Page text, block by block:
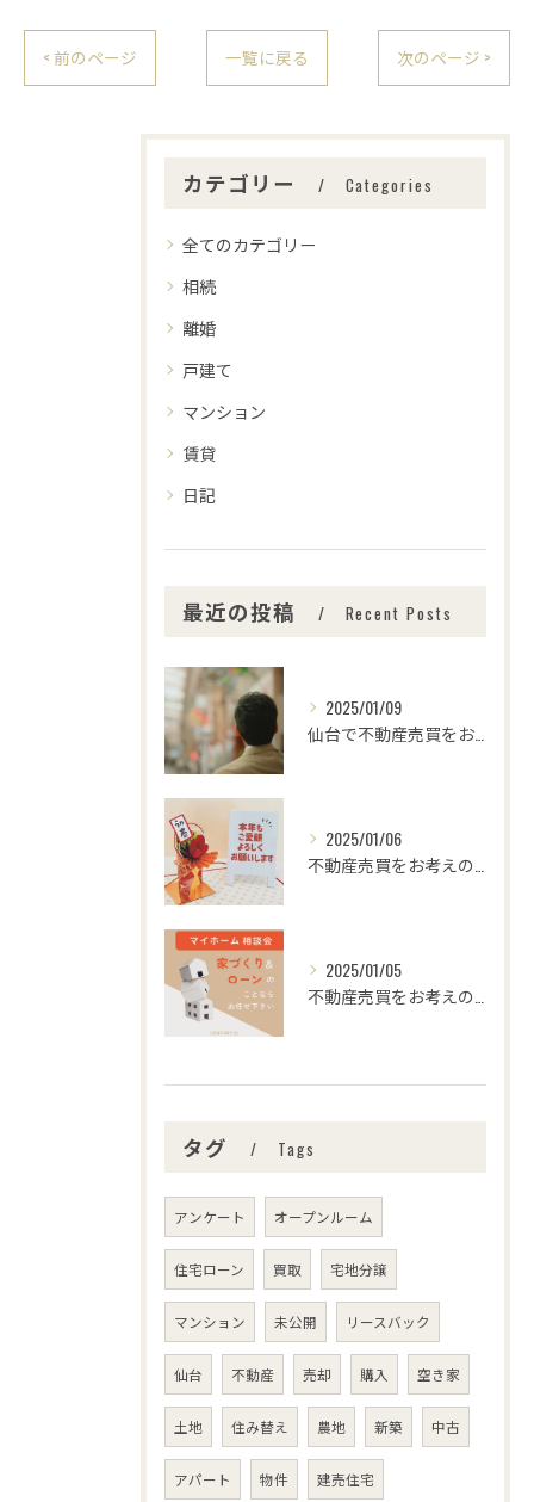
< 前のページ 一覧に戻る 次のページ >
カテゴリー Categories
全てのカテゴリー
相続
離婚
戸建て
マンション
賃貸
日記
最近の投稿 Recent Posts
2025/01/09
2025/01/06
2025/01/05
タグ Tags
アンケート オープンルーム
住宅ローン 買取 宅地分譲
マンション 未公開 リースバック
仙台 不動産 売却 購入 空き家
土地 住み替え 農地 新築 中古
アパート 物件 建売住宅